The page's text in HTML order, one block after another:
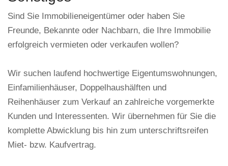
Sind Sie Immobilieneigentümer oder haben Sie
Freunde, Bekannte oder Nachbarn, die Ihre Immobilie
erfolgreich vermieten oder verkaufen wollen?
Wir suchen laufend hochwertige Eigentumswohnungen,
Einfamilienhäuser, Doppelhaushälften und
Reihenhäuser zum Verkauf an zahlreiche vorgemerkte
Kunden und Interessenten. Wir übernehmen für Sie die
komplette Abwicklung bis hin zum unterschriftsreifen
Miet- bzw. Kaufvertrag.